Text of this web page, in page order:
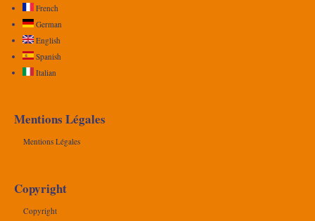
French
German
English
Spanish
Italian
Mentions Légales
Mentions Légales
Copyright
Copyright